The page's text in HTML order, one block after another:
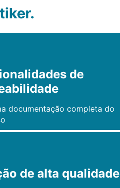
de
documentação completa do
de alta qualidade